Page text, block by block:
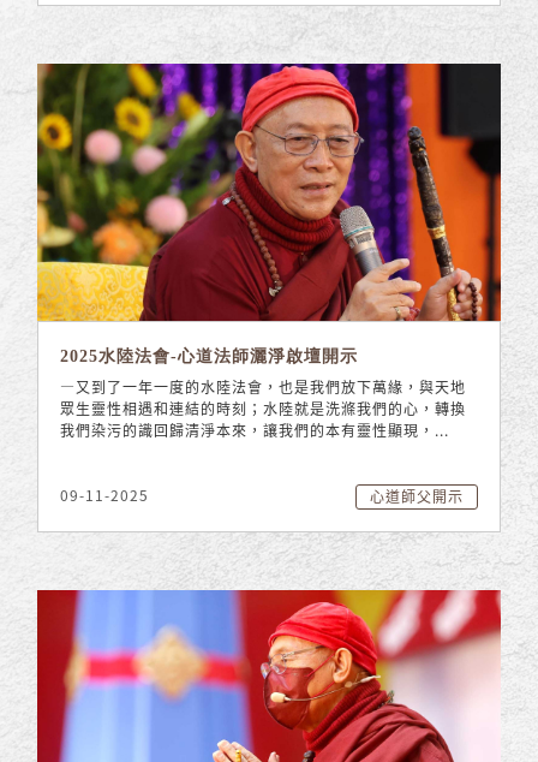
2025水陸法會-心道法師灑淨啟壇開示
—又到了一年一度的水陸法會，也是我們放下萬緣，與天地
眾生靈性相遇和連結的時刻；水陸就是洗滌我們的心，轉換
我們染污的識回歸清淨本來，讓我們的本有靈性顯現，...
09-11-2025 心道師父開示